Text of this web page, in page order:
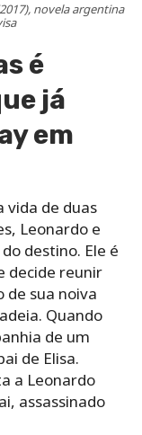
novela argentina
é
já
em
vida de duas
Leonardo e
destino. Ele é
decide reunir
de sua noiva
Quando
de um
de Elisa.
a Leonardo
assassinado